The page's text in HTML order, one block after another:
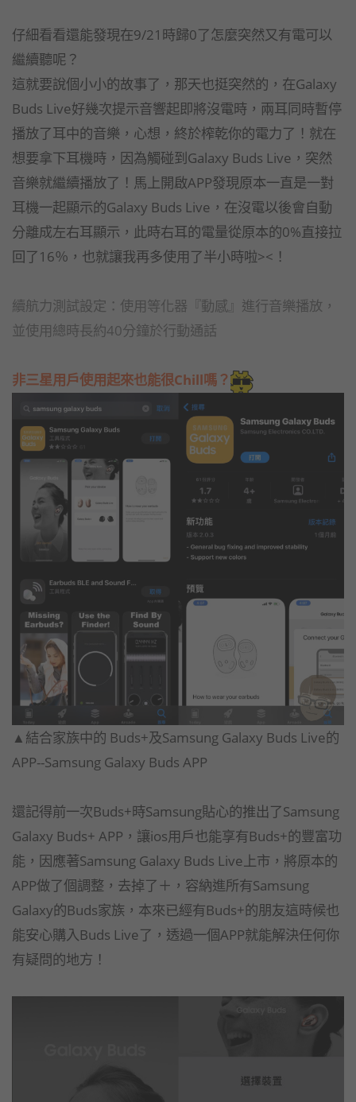
仔細看看還能發現在9/21時歸0了怎麼突然又有電可以
繼續聽呢？
這就要說個小小的故事了，那天也挺突然的，在Galaxy
Buds Live好幾次提示音響起即將沒電時，兩耳同時暫停
播放了耳中的音樂，心想，終於榨乾你的電力了！就在
想要拿下耳機時，因為觸碰到Galaxy Buds Live，突然
音樂就繼續播放了！馬上開啟APP發現原本一直是一對
耳機一起顯示的Galaxy Buds Live，在沒電以後會自動
分離成左右耳顯示，此時右耳的電量從原本的0%直接拉
回了16％，也就讓我再多使用了半小時啦><！
續航力測試設定：使用等化器『動感』進行音樂播放，
並使用總時長約40分鐘於行動通話
非三星用戶使用起來也能很Chill嗎？
▲結合家族中的 Buds+及Samsung Galaxy Buds Live的
APP--Samsung Galaxy Buds APP
還記得前一次Buds+時Samsung貼心的推出了Samsung
Galaxy Buds+ APP，讓ios用戶也能享有Buds+的豐富功
能，因應著Samsung Galaxy Buds Live上市，將原本的
APP做了個調整，去掉了＋，容納進所有Samsung
Galaxy的Buds家族，本來已經有Buds+的朋友這時候也
能安心購入Buds Live了，透過一個APP就能解決任何你
有疑問的地方！